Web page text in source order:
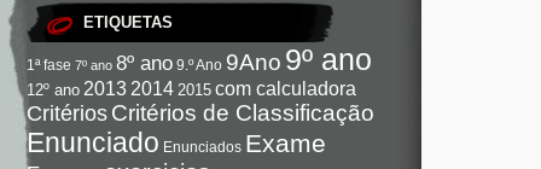
ETIQUETAS
1ª fase 7º ano 8º ano 9.º Ano 9Ano 9º ano
12º ano 2013 2014 2015 com calculadora
Critérios Critérios de Classificação
Enunciado Enunciados Exame